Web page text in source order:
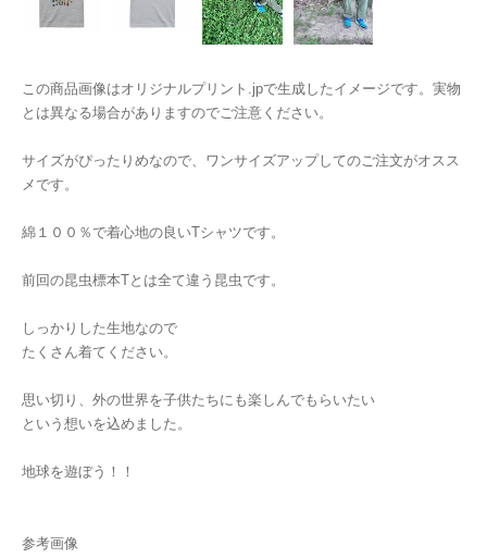
この商品画像はオリジナルプリント.jpで生成したイメージです。実物
とは異なる場合がありますのでご注意ください。
サイズがぴったりめなので、ワンサイズアップしてのご注文がオスス
メです。
綿１００％で着心地の良いTシャツです。
前回の昆虫標本Tとは全て違う昆虫です。
しっかりした生地なので
たくさん着てください。
思い切り、外の世界を子供たちにも楽しんでもらいたい
という想いを込めました。
地球を遊ぼう！！
参考画像